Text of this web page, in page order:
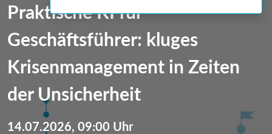
Praktische KI für
Geschäftsführer: kluges
Krisenmanagement in Zeiten
der Unsicherheit
14.07.2026, 09:00 Uhr